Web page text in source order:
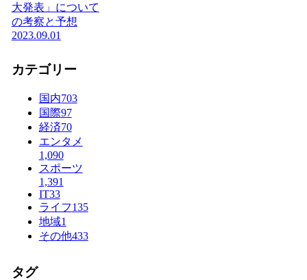
大発表」について
の考察と予想
2023.09.01
カテゴリー
国内703
国際97
経済70
エンタメ
1,090
スポーツ
1,391
IT33
ライフ135
地域1
その他433
タグ